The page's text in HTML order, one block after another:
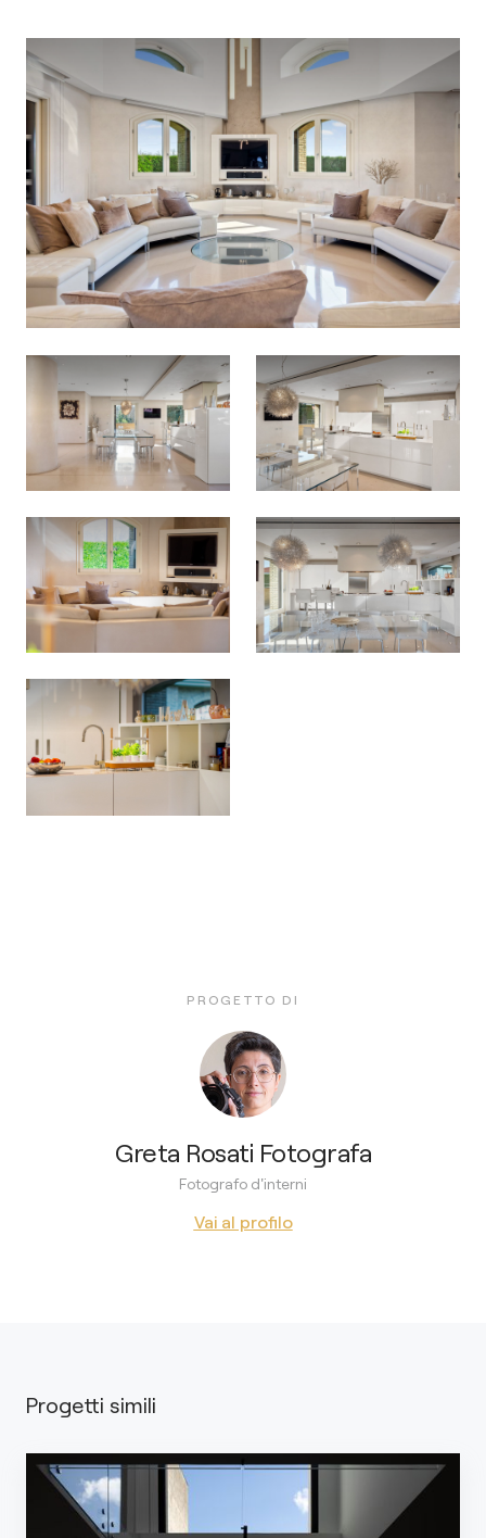
PROGETTO DI
Greta Rosati Fotografa
Fotografo d'interni
Vai al profilo
Progetti simili